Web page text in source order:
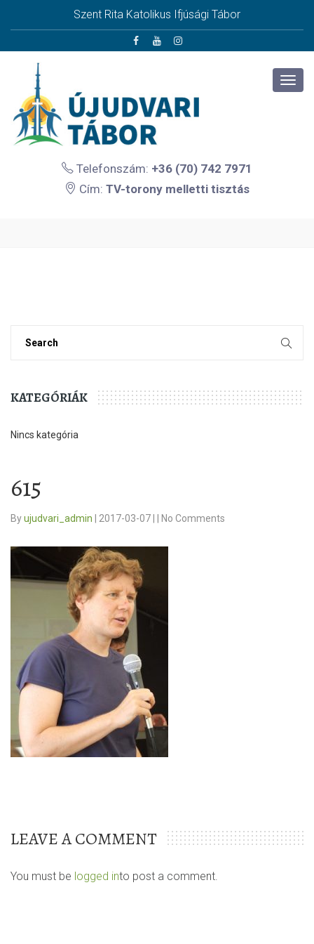
Szent Rita Katolikus Ifjúsági Tábor
Telefonszám: +36 (70) 742 7971
Cím: TV-torony melletti tisztás
KATEGÓRIÁK
Nincs kategória
615
Byujudvari_admin 2017-03-07 No Comments
LEAVE A COMMENT
You must be logged into post a comment.